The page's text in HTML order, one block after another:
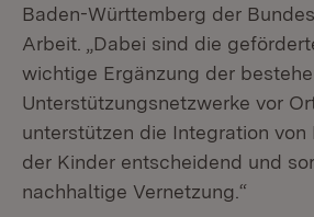
Baden-Württemberg der
Arbeit. „Dabei sind die
wichtige Ergänzung der
Unterstützungsnetzwerke vor
unterstützen die Integration von
der Kinder entscheidend und
nachhaltige Vernetzung.“